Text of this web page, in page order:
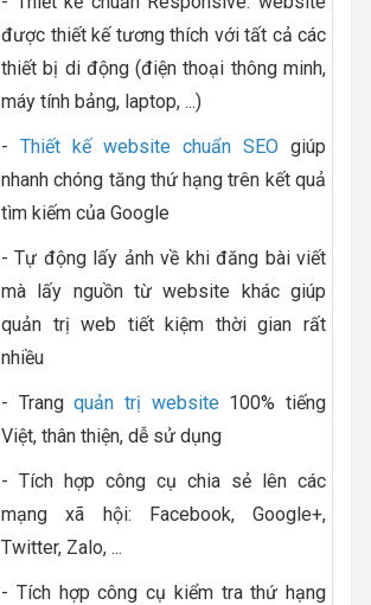
được thiết kế tương thích với tất cả các
thiết bị di động (điện thoại thông minh,
máy tính bảng, laptop, ...)
- Thiết kế website chuẩn SEO giúp
nhanh chóng tăng thứ hạng trên kết quả
tìm kiếm của Google
- Tự động lấy ảnh về khi đăng bài viết
mà lấy nguồn từ website khác giúp
quản trị web tiết kiệm thời gian rất
nhiều
- Trangquản trị website100% tiếng
Việt, thân thiện, dễ sử dụng
- Tích hợp công cụ chia sẻ lên các
mạng xã hội: Facebook, Google+,
Twitter, Zalo, ...
- Tích hợp công cụ kiểm tra thứ hạng